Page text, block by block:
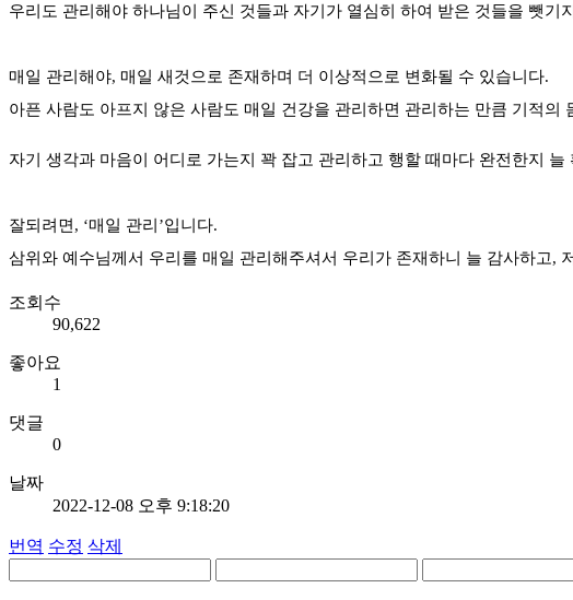
우리도 관리해야 하나님이 주신 것들과 자기가 열심히 하여 받은 것들을 뺏기
매일 관리해야, 매일 새것으로 존재하며 더 이상적으로 변화될 수 있습니다.
아픈 사람도 아프지 않은 사람도 매일 건강을 관리하면 관리하는 만큼 기적의
자기 생각과 마음이 어디로 가는지 꽉 잡고 관리하고 행할 때마다 완전한지 늘
잘되려면, ‘매일 관리’입니다.
삼위와 예수님께서 우리를 매일 관리해주셔서 우리가 존재하니 늘 감사하고,
조회수
90,622
좋아요
1
댓글
0
날짜
2022-12-08 오후 9:18:20
번역 수정 삭제